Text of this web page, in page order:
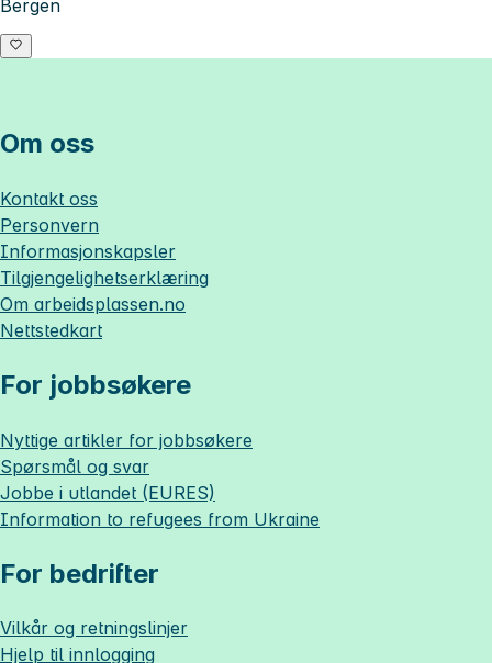
Bergen
Om oss
Kontakt oss
Personvern
Informasjonskapsler
Tilgjengelighetserklæring
Om arbeidsplassen.no
Nettstedkart
For jobbsøkere
Nyttige artikler for jobbsøkere
Spørsmål og svar
Jobbe i utlandet (EURES)
Information to refugees from Ukraine
For bedrifter
Vilkår og retningslinjer
Hjelp til innlogging